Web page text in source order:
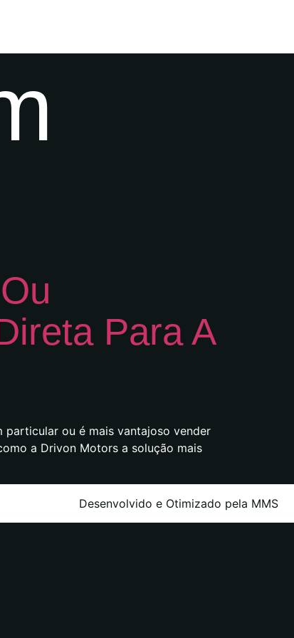
Para A
ou é mais vantajoso vender
a Drivon Motors a solução mais
Desenvolvido e Otimizado pela MMS